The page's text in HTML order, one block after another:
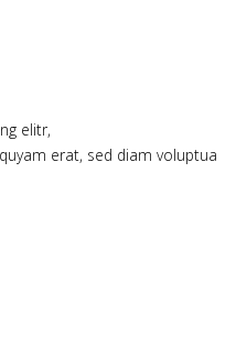
elitr,
erat, sed diam voluptua